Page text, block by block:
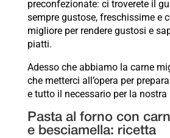
preconfezionate: ci troverete il
sempre gustose, freschissime e
migliore per rendere gustosi e
piatti.
Adesso che abbiamo la carne
che metterci all’opera per
e tutto il necessario per la
Pasta al forno con
e besciamella: ricetta